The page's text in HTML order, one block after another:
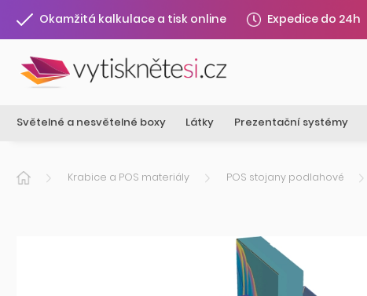
Okamžitá kalkulace a tisk online Expedice do 24h
Světelné a nesvětelné boxy Látky Prezentační systémy
Krabice a POS materiály POS stojany podlahové